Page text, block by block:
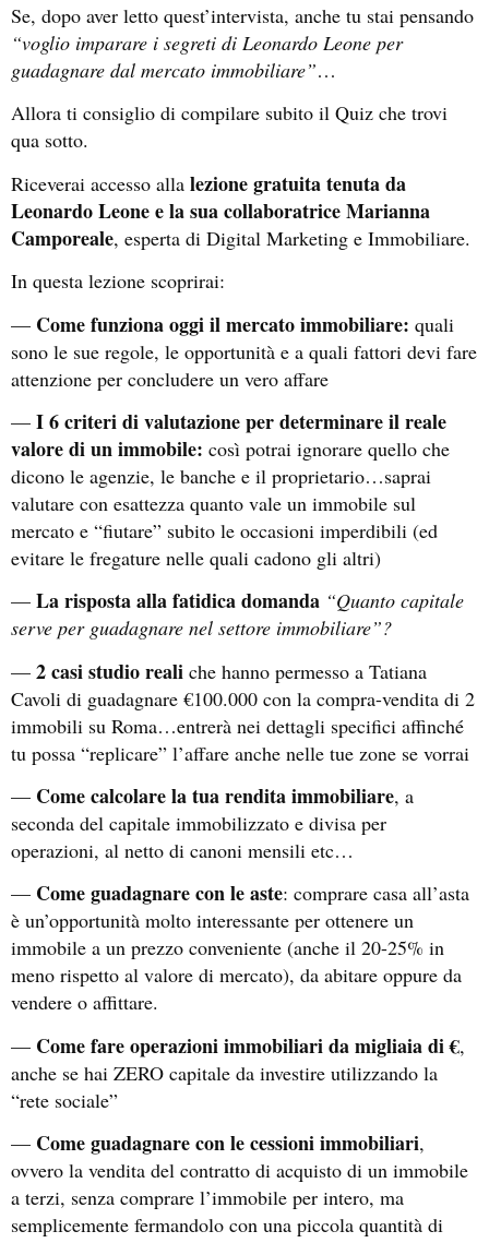
Se, dopo aver letto quest’intervista, anche tu stai pensando
“voglio imparare i segreti di Leonardo Leone per
guadagnare dal mercato immobiliare”…
Allora ti consiglio di compilare subito il Quiz che trovi
qua sotto.
Riceverai accesso alla lezione gratuita tenuta da
Leonardo Leone e la sua collaboratrice Marianna
Camporeale, esperta di Digital Marketing e Immobiliare.
In questa lezione scoprirai:
— Come funziona oggi il mercato immobiliare: quali
sono le sue regole, le opportunità e a quali fattori devi fare
attenzione per concludere un vero affare
— I 6 criteri di valutazione per determinare il reale
valore di un immobile: così potrai ignorare quello che
dicono le agenzie, le banche e il proprietario…saprai
valutare con esattezza quanto vale un immobile sul
mercato e “fiutare” subito le occasioni imperdibili (ed
evitare le fregature nelle quali cadono gli altri)
— La risposta alla fatidica domanda “Quanto capitale
serve per guadagnare nel settore immobiliare”?
— 2 casi studio reali che hanno permesso a Tatiana
Cavoli di guadagnare €100.000 con la compra-vendita di 2
immobili su Roma…entrerà nei dettagli specifici affinché
tu possa “replicare” l’affare anche nelle tue zone se vorrai
— Come calcolare la tua rendita immobiliare, a
seconda del capitale immobilizzato e divisa per
operazioni, al netto di canoni mensili etc…
— Come guadagnare con le aste: comprare casa all’asta
è un’opportunità molto interessante per ottenere un
immobile a un prezzo conveniente (anche il 20-25% in
meno rispetto al valore di mercato), da abitare oppure da
vendere o affittare.
— Come fare operazioni immobiliari da migliaia di €,
anche se hai ZERO capitale da investire utilizzando la
“rete sociale”
— Come guadagnare con le cessioni immobiliari,
ovvero la vendita del contratto di acquisto di un immobile
a terzi, senza comprare l’immobile per intero, ma
semplicemente fermandolo con una piccola quantità di